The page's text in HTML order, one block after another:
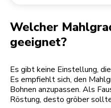
Welcher
geeignet?
Es gibt keine Einstellung,
Es empfiehlt sich, den
Bohnen anzupassen. Als
Röstung, desto gröber